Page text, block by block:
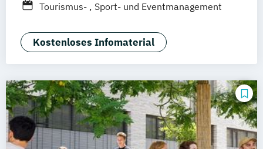
Tourismus-
Sport- und Eventmanagement
Kostenloses Infomaterial